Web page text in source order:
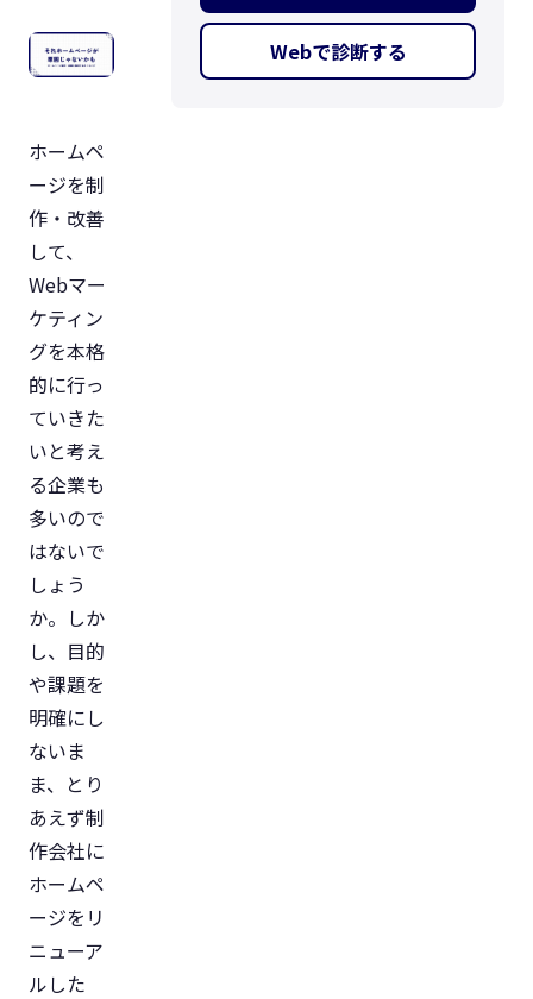
ホームペ
ージを制
作・改善
して、
Webマー
ケティン
グを本格
的に行っ
ていきた
いと考え
る企業も
多いので
はないで
しょう
か。しか
し、目的
や課題を
明確にし
ないま
ま、とり
あえず制
作会社に
ホームペ
ージをリ
ニューア
ルした
Webで診断する